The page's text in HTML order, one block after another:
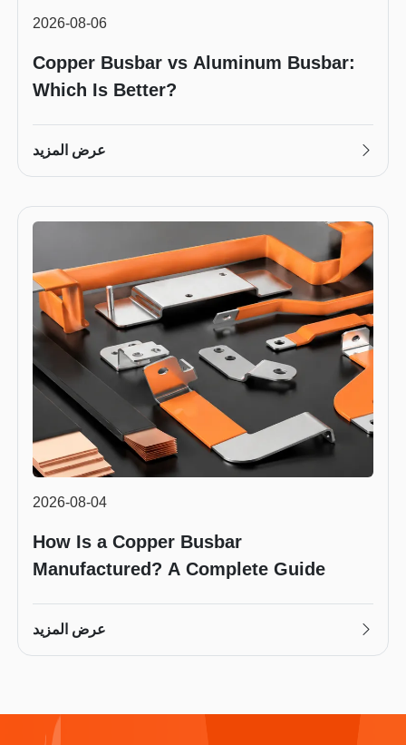
2026-08-06
Copper Busbar vs Aluminum Busbar:
Which Is Better?
عرض المزيد
2026-08-04
How Is a Copper Busbar
Manufactured? A Complete Guide
عرض المزيد